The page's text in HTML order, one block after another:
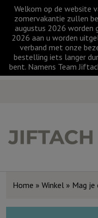
Welkom op de website
zomervakantie zullen
augustus 2026 worden
2026 aan u worden
verband met onze
bestelling iets langer
bent. Namens Team
Home » Winkel » Mag je